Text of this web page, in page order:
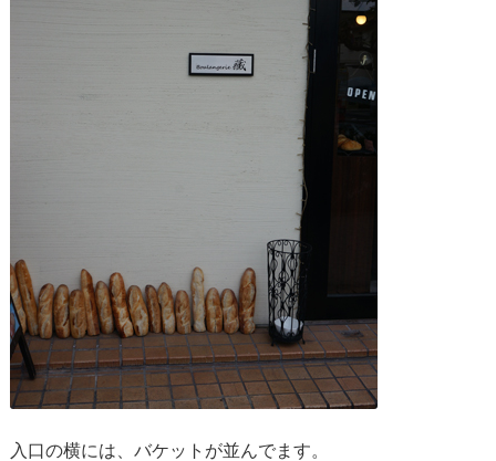
入口の横には、バケットが並んでます。